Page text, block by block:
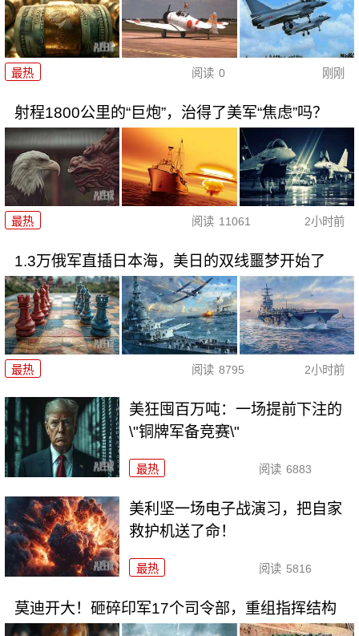
最热 阅读 0 刚刚
射程1800公里的“巨炮”，治得了美军“焦虑”吗？
最热 阅读 11061 2小时前
1.3万俄军直插日本海，美日的双线噩梦开始了
最热 阅读 8795 2小时前
美狂囤百万吨：一场提前下注的
\"铜牌军备竞赛\"
最热 阅读 6883
美利坚一场电子战演习，把自家
救护机送了命！
最热 阅读 5816
莫迪开大！砸碎印军17个司令部，重组指挥结构